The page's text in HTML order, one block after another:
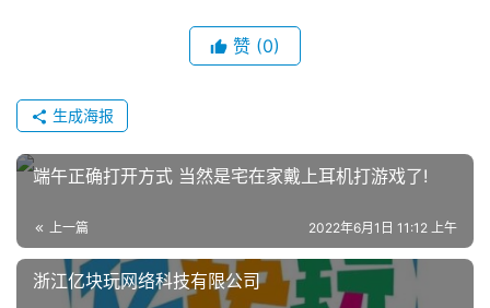
赞 (0)
生成海报
端午正确打开方式 当然是宅在家戴上耳机打游戏了!
上一篇 2022年6月1日 11:12 上午
浙江亿块玩网络科技有限公司